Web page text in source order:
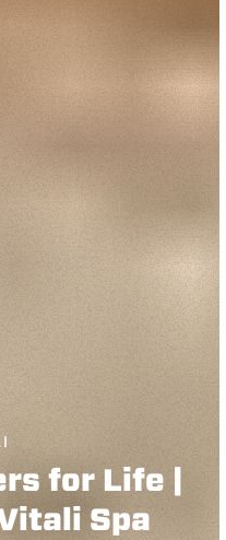
for Life |
Spa